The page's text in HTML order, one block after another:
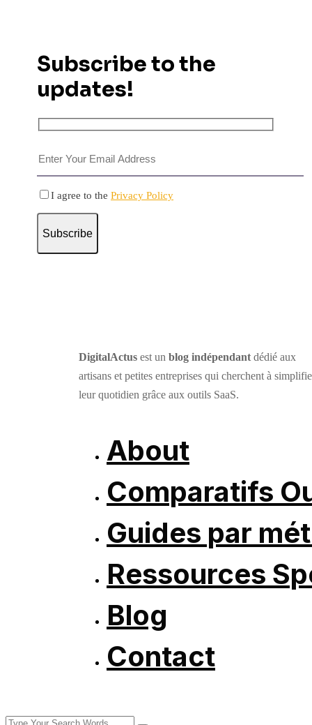
Subscribe to the
updates!
I agree to the Privacy Policy
Subscribe
DigitalActus est un blog indépendant dédié aux
artisans et petites entreprises qui cherchent à
leur quotidien grâce aux outils SaaS.
About
Comparatifs
Guides par
Ressources
Blog
Contact